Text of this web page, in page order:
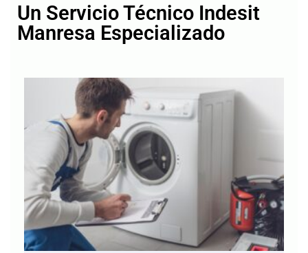
Un Servicio Técnico Indesit
Manresa Especializado